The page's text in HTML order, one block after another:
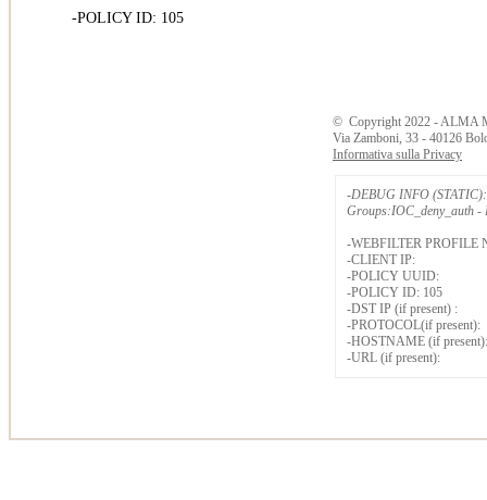
-POLICY ID: 105
© Copyright 2022 - ALMA
Via Zamboni, 33 - 40126
Informativa sulla Privacy
-DEBUG INFO (STATIC):
Groups:IOC_deny_auth -
-WEBFILTER PROFILE
-CLIENT IP:
-POLICY UUID:
-POLICY ID: 105
-DST IP (if present) :
-PROTOCOL(if present):
-HOSTNAME (if present):
-URL (if present):